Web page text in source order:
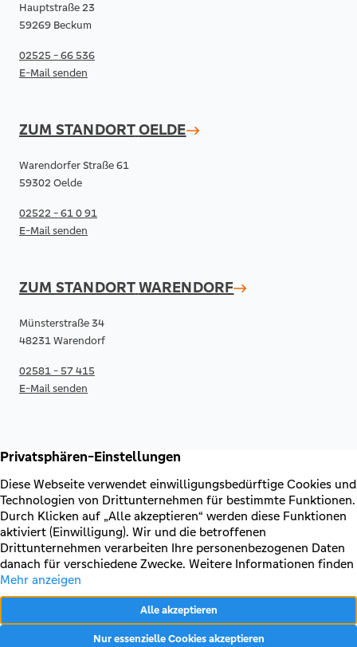
Hauptstraße 23
59269 Beckum
02525 - 66 536
E-Mail senden
ZUM STANDORTOELDE
Warendorfer Straße 61
59302 Oelde
02522 - 61 0 91
E-Mail senden
ZUM STANDORTWARENDORF
Münsterstraße 34
48231 Warendorf
02581 - 57 415
E-Mail senden
RECHTLICHES & KONTAKT
Kontakt
AGB & Sonderbedingungen
Erklärung zur Barrierefreiheit
Impressum
Datenschutz
VERTRAG WIDERRUFEN